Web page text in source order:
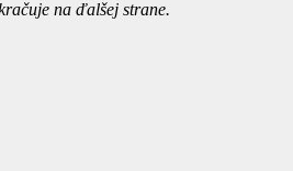
na ďalšej strane.